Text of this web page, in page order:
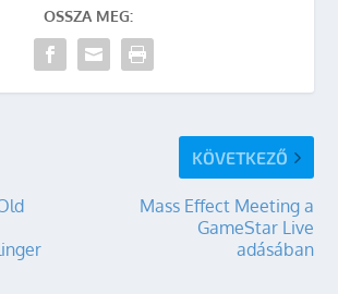
OSSZA MEG:
KÖVETKEZŐ
Mass Effect Meeting a
GameStar Live
adásában